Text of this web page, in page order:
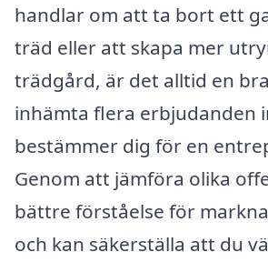
handlar om att ta bort ett
träd eller att skapa mer
trädgård, är det alltid en
inhämta flera erbjudanden
bestämmer dig för en
Genom att jämföra olika
bättre förståelse för
och kan säkerställa att du